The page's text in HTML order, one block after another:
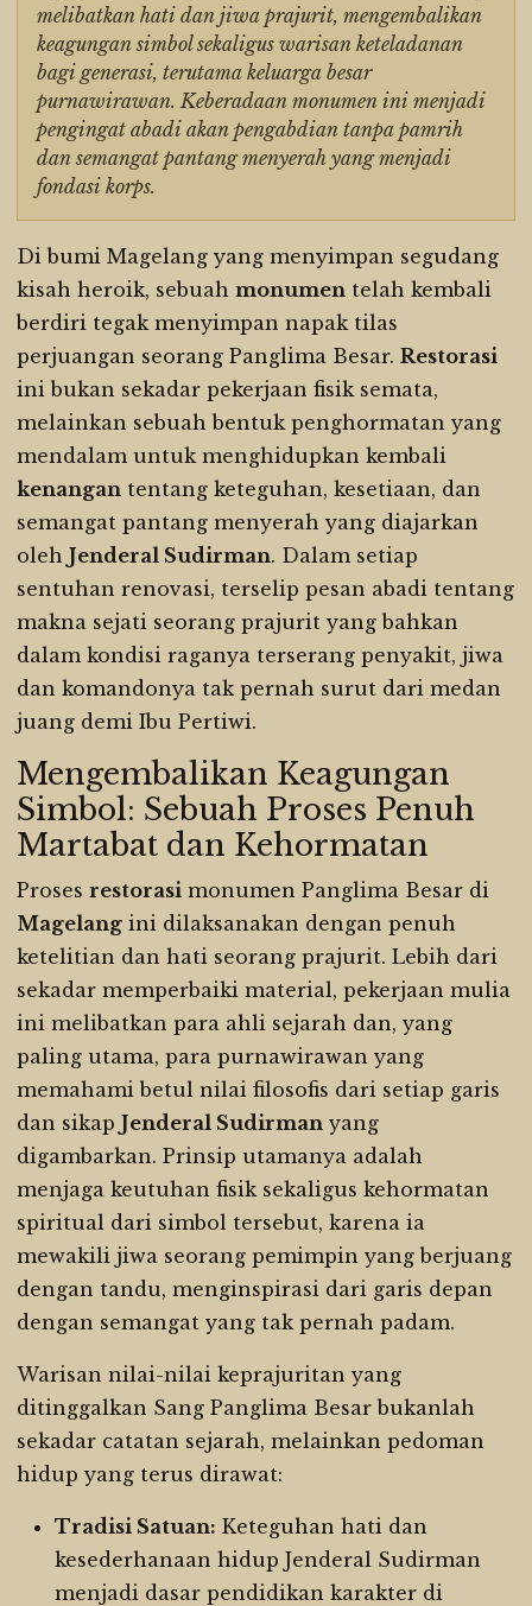
melibatkan hati dan jiwa prajurit, mengembalikan
keagungan simbol sekaligus warisan keteladanan
bagi generasi, terutama keluarga besar
purnawirawan. Keberadaan monumen ini menjadi
pengingat abadi akan pengabdian tanpa pamrih
dan semangat pantang menyerah yang menjadi
fondasi korps.
Di bumi Magelang yang menyimpan segudang
kisah heroik, sebuah monumen telah kembali
berdiri tegak menyimpan napak tilas
perjuangan seorang Panglima Besar. Restorasi
ini bukan sekadar pekerjaan fisik semata,
melainkan sebuah bentuk penghormatan yang
mendalam untuk menghidupkan kembali
kenangan tentang keteguhan, kesetiaan, dan
semangat pantang menyerah yang diajarkan
oleh Jenderal Sudirman. Dalam setiap
sentuhan renovasi, terselip pesan abadi tentang
makna sejati seorang prajurit yang bahkan
dalam kondisi raganya terserang penyakit, jiwa
dan komandonya tak pernah surut dari medan
juang demi Ibu Pertiwi.
Mengembalikan Keagungan
Simbol: Sebuah Proses Penuh
Martabat dan Kehormatan
Proses restorasi monumen Panglima Besar di
Magelang ini dilaksanakan dengan penuh
ketelitian dan hati seorang prajurit. Lebih dari
sekadar memperbaiki material, pekerjaan mulia
ini melibatkan para ahli sejarah dan, yang
paling utama, para purnawirawan yang
memahami betul nilai filosofis dari setiap garis
dan sikap Jenderal Sudirman yang
digambarkan. Prinsip utamanya adalah
menjaga keutuhan fisik sekaligus kehormatan
spiritual dari simbol tersebut, karena ia
mewakili jiwa seorang pemimpin yang berjuang
dengan tandu, menginspirasi dari garis depan
dengan semangat yang tak pernah padam.
Warisan nilai-nilai keprajuritan yang
ditinggalkan Sang Panglima Besar bukanlah
sekadar catatan sejarah, melainkan pedoman
hidup yang terus dirawat:
Tradisi Satuan: Keteguhan hati dan
kesederhanaan hidup Jenderal Sudirman
menjadi dasar pendidikan karakter di